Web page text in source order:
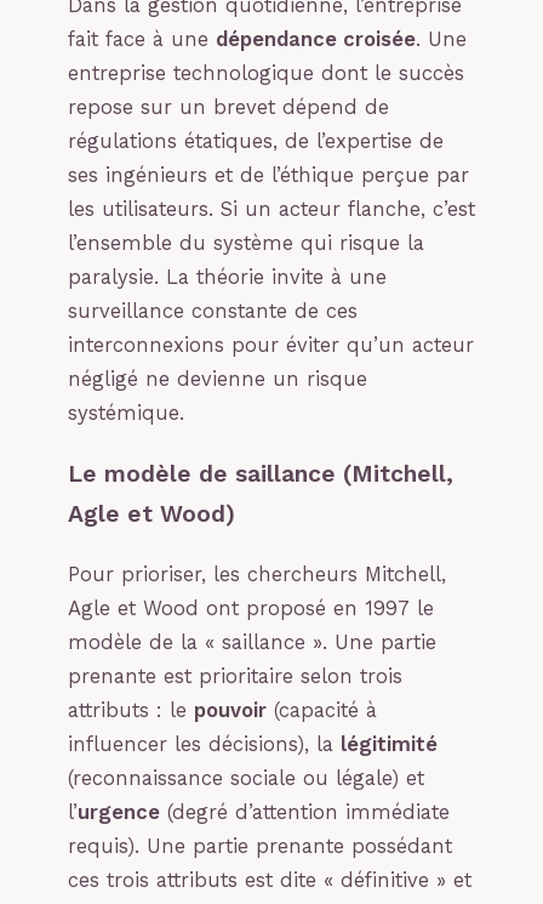
Dans la gestion quotidienne, l’entreprise
fait face à une dépendance croisée. Une
entreprise technologique dont le succès
repose sur un brevet dépend de
régulations étatiques, de l’expertise de
ses ingénieurs et de l’éthique perçue par
les utilisateurs. Si un acteur flanche, c’est
l’ensemble du système qui risque la
paralysie. La théorie invite à une
surveillance constante de ces
interconnexions pour éviter qu’un acteur
négligé ne devienne un risque
systémique.
Le modèle de saillance (Mitchell,
Agle et Wood)
Pour prioriser, les chercheurs Mitchell,
Agle et Wood ont proposé en 1997 le
modèle de la « saillance ». Une partie
prenante est prioritaire selon trois
attributs : le pouvoir (capacité à
influencer les décisions), la légitimité
(reconnaissance sociale ou légale) et
l’urgence (degré d’attention immédiate
requis). Une partie prenante possédant
ces trois attributs est dite « définitive » et